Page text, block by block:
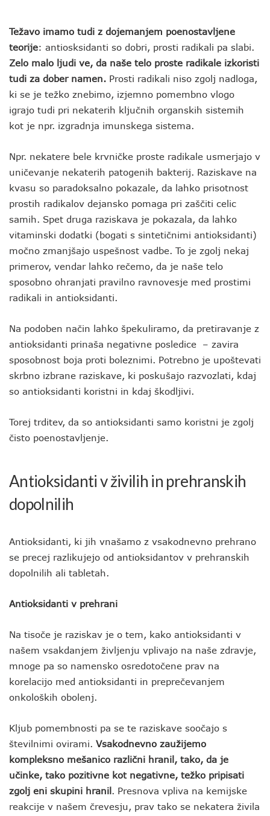
Težavo imamo tudi z dojemanjem poenostavljene
teorije: antiosksidanti so dobri, prosti radikali pa slabi.
Zelo malo ljudi ve, da naše telo proste radikale izkoristi
tudi za dober namen. Prosti radikali niso zgolj nadloga,
ki se je težko znebimo, izjemno pomembno vlogo
igrajo tudi pri nekaterih ključnih organskih sistemih
kot je npr. izgradnja imunskega sistema.
Npr. nekatere bele krvničke proste radikale usmerjajo v
uničevanje nekaterih patogenih bakterij. Raziskave na
kvasu so paradoksalno pokazale, da lahko prisotnost
prostih radikalov dejansko pomaga pri zaščiti celic
samih. Spet druga raziskava je pokazala, da lahko
vitaminski dodatki (bogati s sintetičnimi antioksidanti)
močno zmanjšajo uspešnost vadbe. To je zgolj nekaj
primerov, vendar lahko rečemo, da je naše telo
sposobno ohranjati pravilno ravnovesje med prostimi
radikali in antioksidanti.
Na podoben način lahko špekuliramo, da pretiravanje z
antioksidanti prinaša negativne posledice – zavira
sposobnost boja proti boleznimi. Potrebno je upoštevati
skrbno izbrane raziskave, ki poskušajo razvozlati, kdaj
so antioksidanti koristni in kdaj škodljivi.
Torej trditev, da so antioksidanti samo koristni je zgolj
čisto poenostavljenje.
Antioksidanti v živilih in prehranskih
dopolnilih
Antioksidanti, ki jih vnašamo z vsakodnevno prehrano
se precej razlikujejo od antioksidantov v prehranskih
dopolnilih ali tabletah.
Antioksidanti v prehrani
Na tisoče je raziskav je o tem, kako antioksidanti v
našem vsakdanjem življenju vplivajo na naše zdravje,
mnoge pa so namensko osredotočene prav na
korelacijo med antioksidanti in preprečevanjem
onkoloških obolenj.
Kljub pomembnosti pa se te raziskave soočajo s
številnimi ovirami. Vsakodnevno zaužijemo
kompleksno mešanico različni hranil, tako, da je
učinke, tako pozitivne kot negativne, težko pripisati
zgolj eni skupini hranil . Presnova vpliva na kemijske
reakcije v našem črevesju, prav tako se nekatera živila